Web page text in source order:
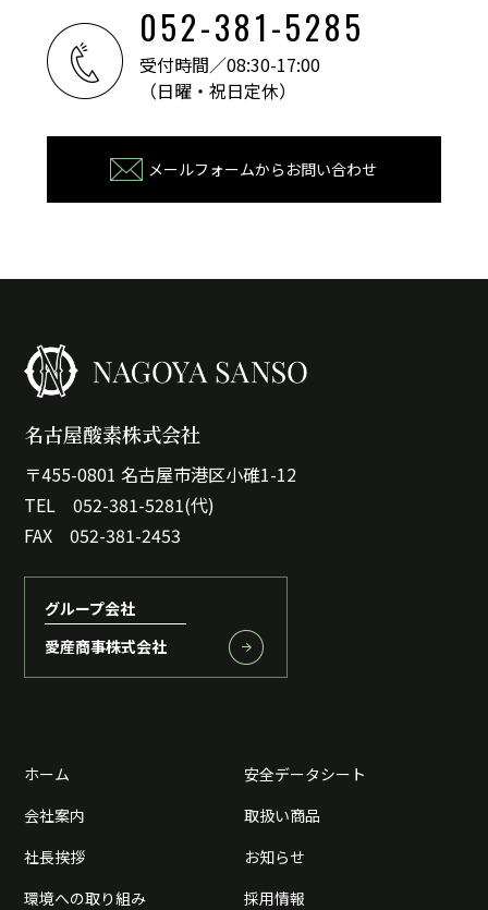
052-381-5285
受付時間／08:30-17:00
（日曜・祝日定休）
メールフォームからお問い合わせ
名古屋酸素株式会社
〒455-0801 名古屋市港区小碓1-12
TEL 052-381-5281(代)
FAX 052-381-2453
グループ会社
愛産商事株式会社
ホーム
会社案内
社長挨拶
環境への取り組み
安全データシート
取扱い商品
お知らせ
採用情報